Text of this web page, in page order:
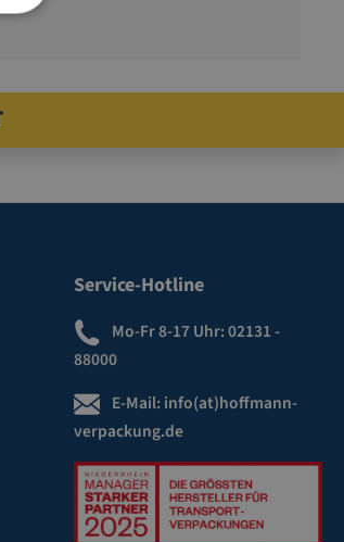
Service-Hotline
Mo-Fr 8-17 Uhr:02131 -
88000
E-Mail: info(at)hoffmann-
verpackung.de